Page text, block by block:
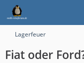
Lagerfeuer
Fiat oder